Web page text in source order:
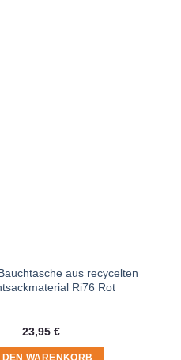
aus recycelten
Ri76 Rot
23,95 €
DEN WARENKORB